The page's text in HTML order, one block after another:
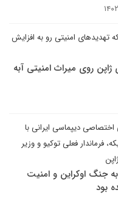
تهدیدهای امنیتی رو به افزایش
روی میراث امنیتی آبه
دیپماسی ایرانی با
فرماندار فعلی توکیو و وزیر
به جنگ اوکراین و امنیت
بود